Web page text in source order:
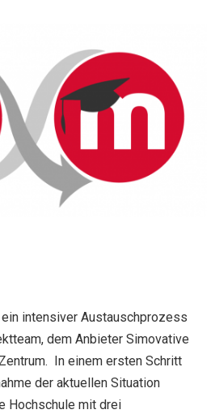
intensiver Austauschprozess
dem Anbieter Simovative
In einem ersten Schritt
der aktuellen Situation
Hochschule mit drei